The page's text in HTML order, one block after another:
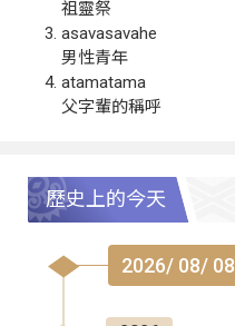
祖靈祭
asavasavahe
男性青年
atamatama
父字輩的稱呼
歷史上的今天
2026/ 08/ 08